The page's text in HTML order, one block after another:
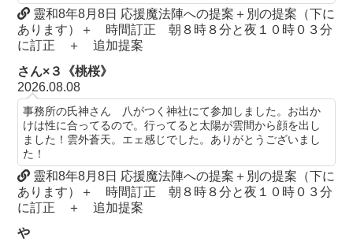
靈和8年8月8日 応援魔法陣への提案＋別の提案（下に
あります）＋ 時間訂正 朝８時８分と夜１０時０３分
に訂正 ＋ 追加提案
さん×３《桃桜》
2026.08.08
事務所の氏神さん 八がつく神社にて参加しました。お出か
けは性に合ってるので。行ってると太陽が雲間から顔を出し
ました！雲外蒼天。エェ感じでした。ありがとうございまし
た！
靈和8年8月8日 応援魔法陣への提案＋別の提案（下に
あります）＋ 時間訂正 朝８時８分と夜１０時０３分
に訂正 ＋ 追加提案
や